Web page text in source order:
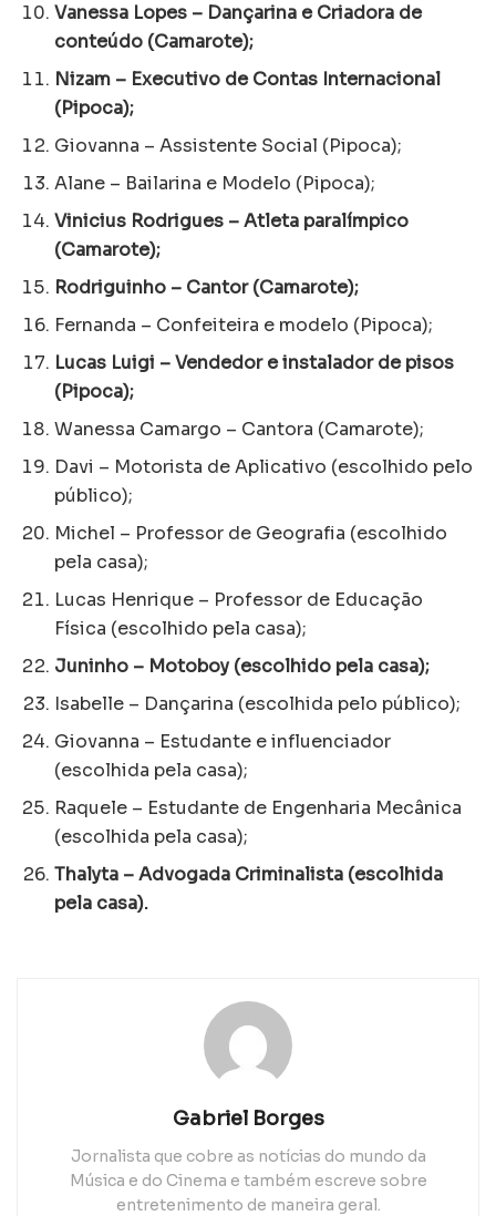
Vanessa Lopes – Dançarina e Criadora de
conteúdo (Camarote);
Nizam – Executivo de Contas Internacional
(Pipoca);
Giovanna – Assistente Social (Pipoca);
Alane – Bailarina e Modelo (Pipoca);
Vinicius Rodrigues – Atleta paralímpico
(Camarote);
Rodriguinho – Cantor (Camarote);
Fernanda – Confeiteira e modelo (Pipoca);
Lucas Luigi – Vendedor e instalador de pisos
(Pipoca);
Wanessa Camargo – Cantora (Camarote);
Davi – Motorista de Aplicativo (escolhido pelo
público);
Michel – Professor de Geografia (escolhido
pela casa);
Lucas Henrique – Professor de Educação
Física (escolhido pela casa);
Juninho – Motoboy (escolhido pela casa);
Isabelle – Dançarina (escolhida pelo público);
Giovanna – Estudante e influenciador
(escolhida pela casa);
Raquele – Estudante de Engenharia Mecânica
(escolhida pela casa);
Thalyta – Advogada Criminalista (escolhida
pela casa).
Gabriel Borges
Jornalista que cobre as notícias do mundo da
Música e do Cinema e também escreve sobre
entretenimento de maneira geral.